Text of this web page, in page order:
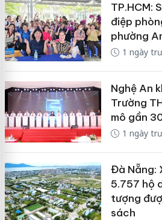
TP.HCM:
điệp
phường
1 ngày
Nghệ An
Trường
mô gần
1 ngày
Đà Nẵng:
5.757 hộ
tượng
sách